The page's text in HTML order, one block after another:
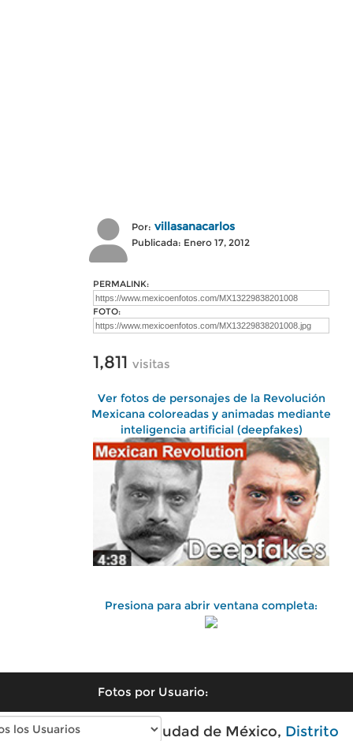
Por: villasanacarlos
Publicada: Enero 17, 2012
PERMALINK:
FOTO:
1,811 visitas
Ver fotos de personajes de la Revolución
Mexicana coloreadas y animadas mediante
inteligencia artificial (deepfakes)
Presiona para abrir ventana completa:
Fotos por Usuario:
Fotos antiguas de Ciudad de México, Distrito